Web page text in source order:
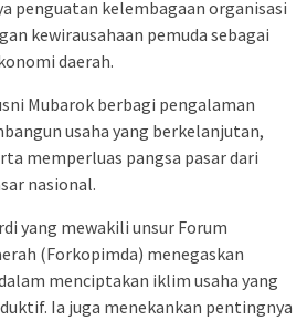
penguatan kelembagaan organisasi
kewirausahaan pemuda sebagai
daerah.
Mubarok berbagi pengalaman
usaha yang berkelanjutan,
memperluas pangsa pasar dari
nasional.
yang mewakili unsur Forum
(Forkopimda) menegaskan
menciptakan iklim usaha yang
Ia juga menekankan pentingnya